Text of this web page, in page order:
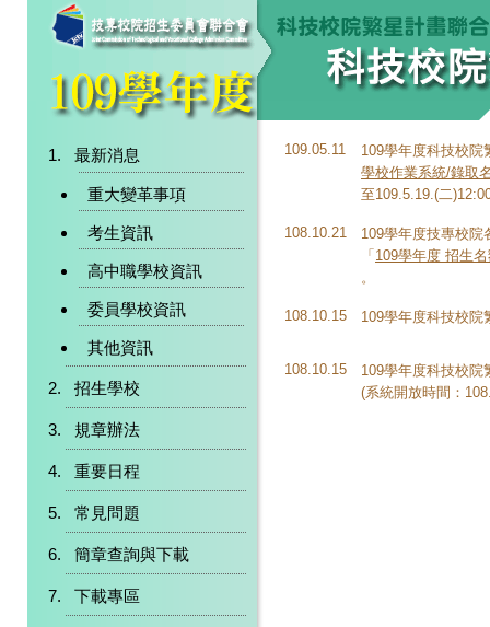
最新消息
重大變革事項
考生資訊
高中職學校資訊
委員學校資訊
其他資訊
招生學校
規章辦法
重要日程
常見問題
簡章查詢與下載
下載專區
109.05.11
109學年度科技校
學校作業系統/錄取
至109.5.19.(二
108.10.21
109學年度技專校
「 109學年度 招生
。
108.10.15 109學年度科技校
108.10.15
109學年度科技校
(系統開放時間：